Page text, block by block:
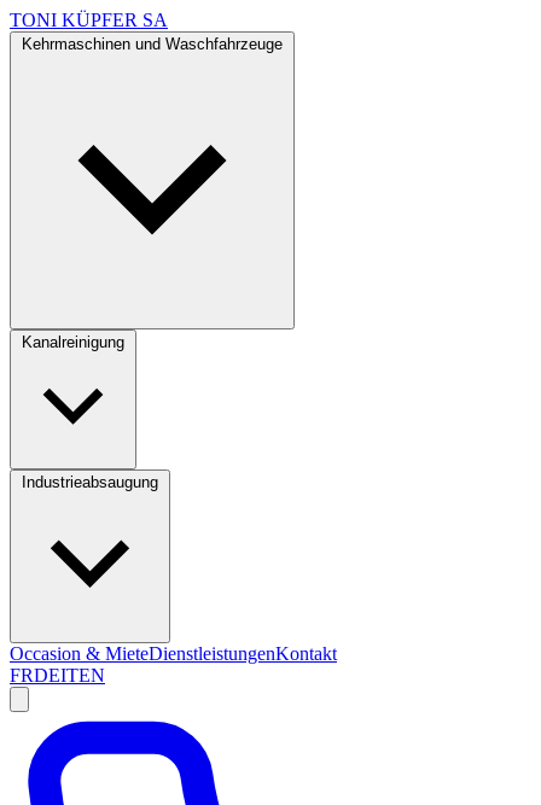
TONI KÜPFER SA
Occasion & MieteDienstleistungenKontakt
FRDEITEN